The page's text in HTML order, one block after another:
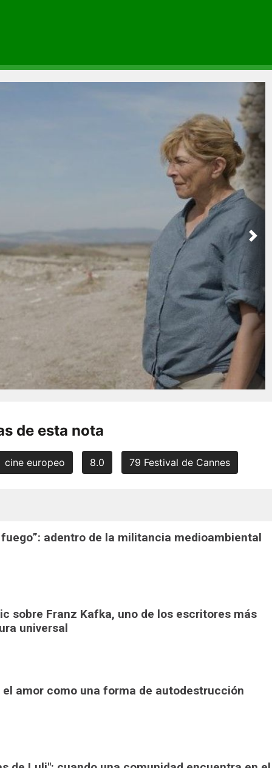
Next
de esta nota
cine europeo 8.0 79 Festival de Cannes
adentro de la militancia medioambiental
sobre Franz Kafka, uno de los escritores más
universal
amor como una forma de autodestrucción